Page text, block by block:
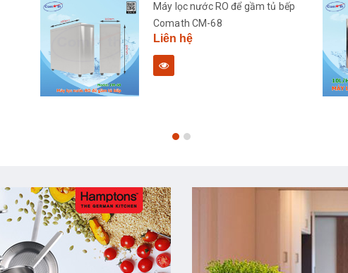
Máy lọc nước RO để gầm tủ bếp
Comath CM-68
Liên hệ